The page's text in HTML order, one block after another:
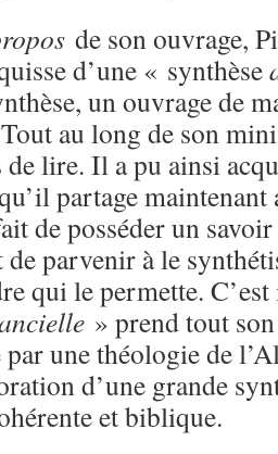
de son ouvrage,
d’une « synthèse
un ouvrage de
au long de son
lire. Il a pu ainsi
partage maintenant
de posséder un
de parvenir à le
qui le permette.
» prend tout
une théologie de
d’une grande
et biblique.